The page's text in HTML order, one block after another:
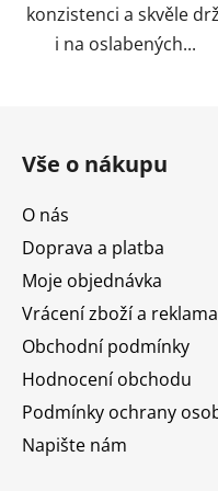
konzistenci a skvěle
i na oslabených...
Vše o nákupu
O nás
Doprava a platba
Moje objednávka
Vrácení zboží a
Obchodní podmínky
Hodnocení obchodu
Podmínky ochrany
Napište nám